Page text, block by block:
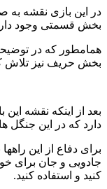
بخش قسمتی وجود
همامطور که در
بخش حریف نیز تلاش
بعد از اینکه نقشه
دارد که در این جنگل
کنید و استفاده کنید.